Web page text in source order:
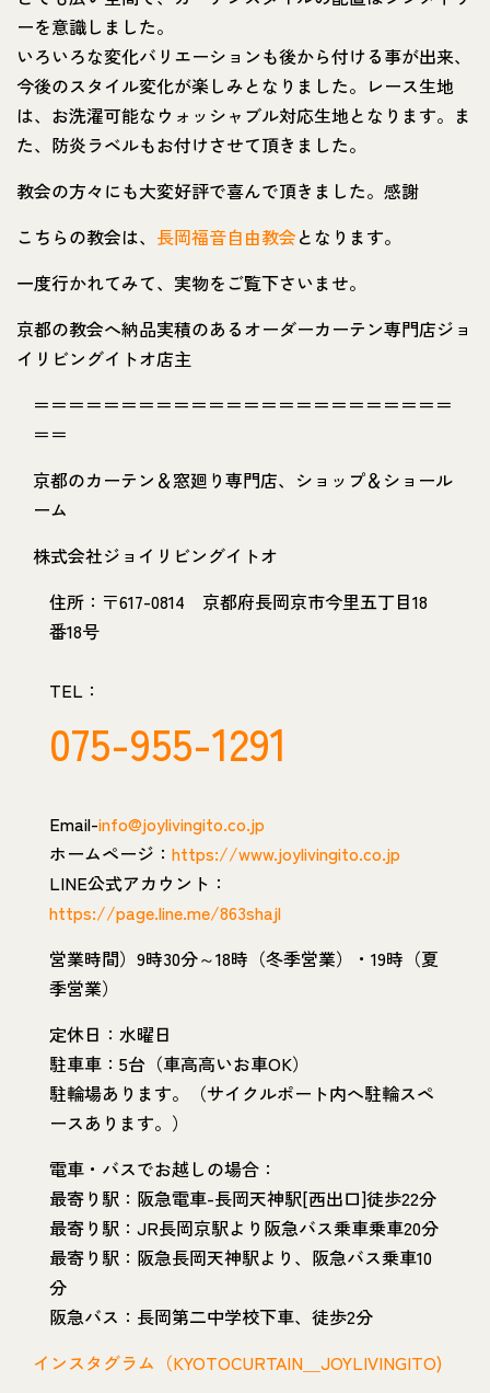
ーを意識しました。
いろいろな変化バリエーションも後から付ける事が出来、
今後のスタイル変化が楽しみとなりました。レース生地
は、お洗濯可能なウォッシャブル対応生地となります。ま
た、防炎ラベルもお付けさせて頂きました。
教会の方々にも大変好評で喜んで頂きました。感謝
こちらの教会は、 長岡福音自由教会となります。
一度行かれてみて、実物をご覧下さいませ。
京都の教会へ納品実積のあるオーダーカーテン専門店ジョ
イリビングイトオ店主
＝＝＝＝＝＝＝＝＝＝＝＝＝＝＝＝＝＝＝＝＝＝＝＝
＝＝
京都のカーテン＆窓廻り専門店、ショップ＆ショール
ーム
株式会社ジョイリビングイトオ
住所：〒617-0814 京都府長岡京市今里五丁目18
番18号
TEL：
075-955-1291
Email-info@joylivingito.co.jp
ホームページ： https://www.joylivingito.co.jp
LINE公式アカウント：
https://page.line.me/863shajl
営業時間）9時30分～18時（冬季営業）・19時（夏
季営業）
定休日：水曜日
駐車車：5台（車高高いお車OK）
駐輪場あります。（サイクルポート内へ駐輪スペ
ースあります。）
電車・バスでお越しの場合：
最寄り駅：阪急電車-長岡天神駅[西出口]徒歩22分
最寄り駅：JR長岡京駅より阪急バス乗車乗車20分
最寄り駅：阪急長岡天神駅より、阪急バス乗車10
分
阪急バス：長岡第二中学校下車、徒歩2分
インスタグラム（KYOTOCURTAIN＿JOYLIVINGITO)